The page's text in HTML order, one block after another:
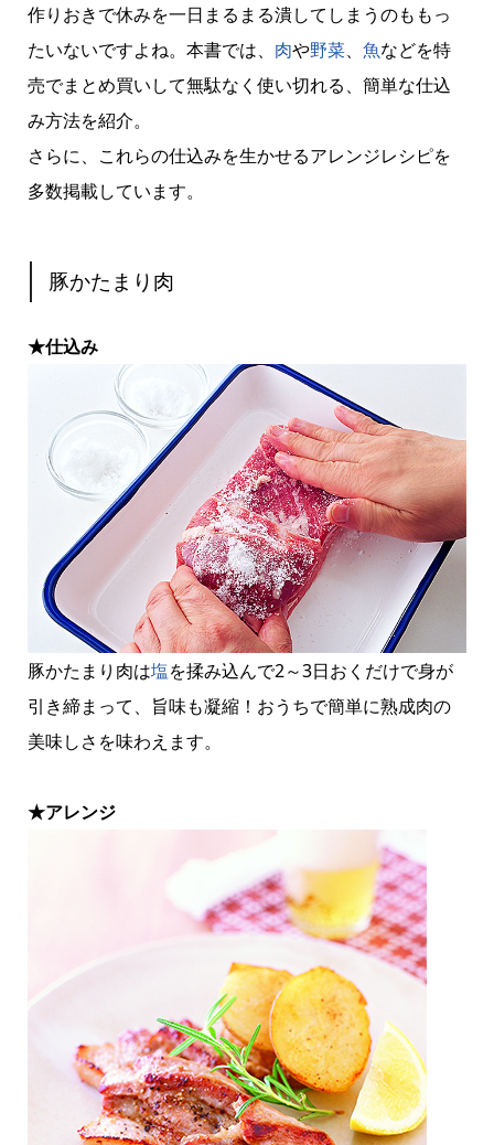
作りおきで休みを一日まるまる潰してしまうのももっ
たいないですよね。本書では、 肉や野菜、 魚などを特
売でまとめ買いして無駄なく使い切れる、簡単な仕込
み方法を紹介。
さらに、これらの仕込みを生かせるアレンジレシピを
多数掲載しています。
豚かたまり肉
★仕込み
豚かたまり肉は塩を揉み込んで2～3日おくだけで身が
引き締まって、旨味も凝縮！おうちで簡単に熟成肉の
美味しさを味わえます。
★アレンジ